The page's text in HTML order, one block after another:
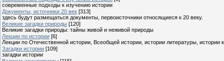
современные подходы к изучению истории
Документы, источники 20 век [313]
здесь будут размещаться документы, первоисточники относящиеся к 20 веку.
Великие загадки природы [120]
Великие загадки природы: тайны живой и неживой природы
Лекции по истории [6]
Лекции по Отечественной истории, Всеобщей истории, истории литературы, истории
Загадки истории [109]
загадки истории